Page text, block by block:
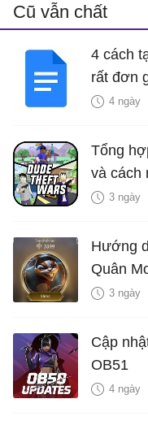
Cũ vẫn chất
4 cách
rất đơn
4 ngày
Tổng
và cách
3 ngày
Hướng
Quân
3 ngày
Cập
OB51
4 ngày